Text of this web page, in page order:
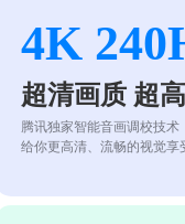
4K
超清画质 超
腾讯独家智能音画调校技术
给你更高清、流畅的视觉享